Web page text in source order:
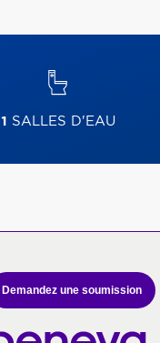
1 SALLES D'EAU
Demandez une soumission